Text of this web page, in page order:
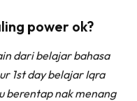
power ok?
dari belajar bahasa
1st day belajar Iqra
berentap nak menang